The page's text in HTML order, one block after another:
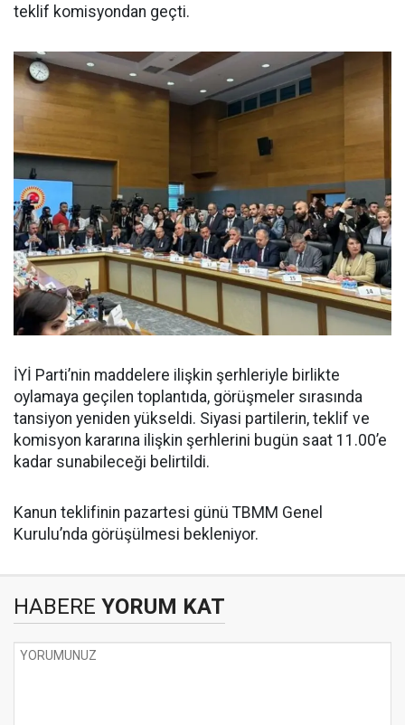
teklif komisyondan geçti.
İYİ Parti’nin maddelere ilişkin şerhleriyle birlikte
oylamaya geçilen toplantıda, görüşmeler sırasında
tansiyon yeniden yükseldi. Siyasi partilerin, teklif ve
komisyon kararına ilişkin şerhlerini bugün saat 11.00’e
kadar sunabileceği belirtildi.
Kanun teklifinin pazartesi günü TBMM Genel
Kurulu’nda görüşülmesi bekleniyor.
HABERE YORUM KAT